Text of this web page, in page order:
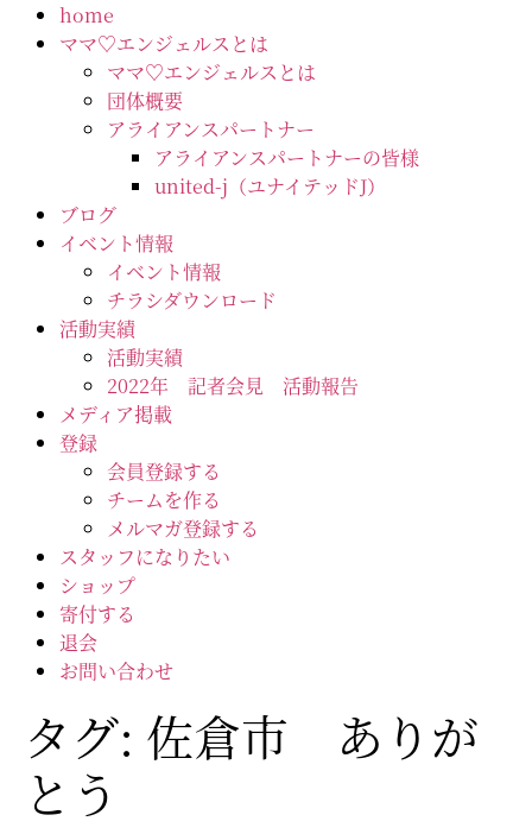
home
ママ♡エンジェルスとは
ママ♡エンジェルスとは
団体概要
アライアンスパートナー
アライアンスパートナーの皆様
united-j（ユナイテッドJ）
ブログ
イベント情報
イベント情報
チラシダウンロード
活動実績
活動実績
2022年 記者会見 活動報告
メディア掲載
登録
会員登録する
チームを作る
メルマガ登録する
スタッフになりたい
ショップ
寄付する
退会
お問い合わせ
タグ: 佐倉市 ありが
とう